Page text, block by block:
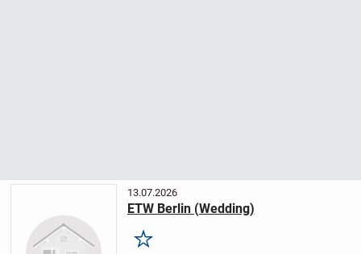
13.07.2026
ETW Berlin (Wedding)
Merken